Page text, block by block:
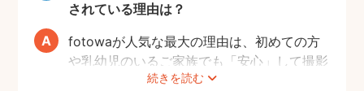
されている理由は？
続きを読む
fotowaが人気な最大の理由は、初めての方
や乳幼児のいるご家族でも「安心」して撮影
を楽しんでいただけることです。